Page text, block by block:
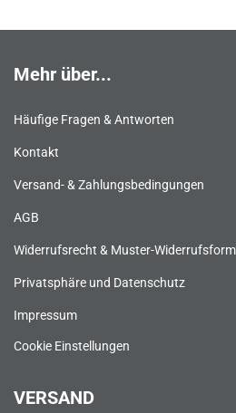
Mehr über...
Häufige Fragen & Antworten
Kontakt
Versand- & Zahlungsbedingungen
AGB
Widerrufsrecht & Muster-
Privatsphäre und Datenschutz
Impressum
Cookie Einstellungen
VERSAND